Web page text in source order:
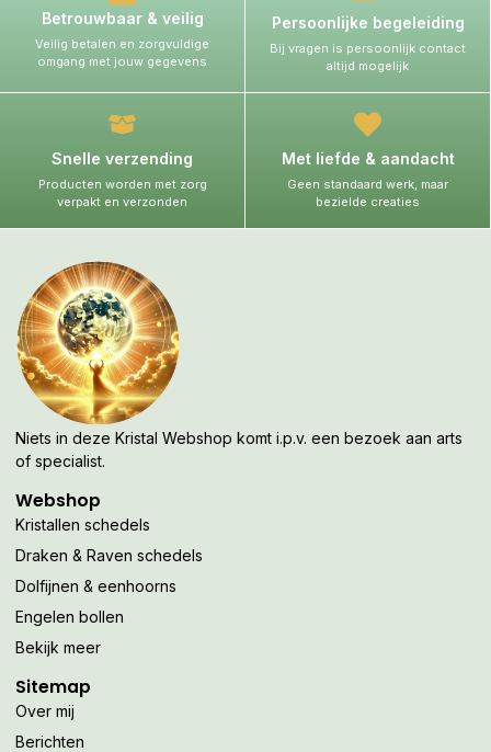
Betrouwbaar & veilig
Veilig betalen en zorgvuldige
omgang met jouw gegevens
Persoonlijke begeleiding
Bij vragen is persoonlijk contact
altijd mogelijk
Snelle verzending
Producten worden met zorg
verpakt en verzonden
Met liefde & aandacht
Geen standaard werk, maar
bezielde creaties
Niets in deze Kristal Webshop komt i.p.v. een bezoek aan arts
of specialist.
Webshop
Kristallen schedels
Draken & Raven schedels
Dolfijnen & eenhoorns
Engelen bollen
Bekijk meer
Sitemap
Over mij
Berichten